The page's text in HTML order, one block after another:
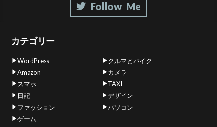
カテゴリー
WordPress
クルマとバイク
Amazon
カメラ
スマホ
TAXI
日記
デザイン
ファッション
パソコン
ゲーム